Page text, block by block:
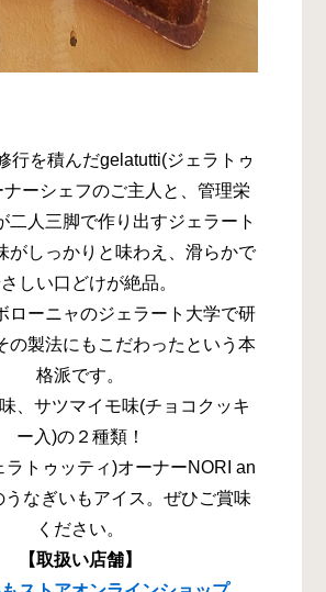
行を積んだgelatutti(ジェラトゥ
ナーシェフのご主人と、管理栄
二人三脚で作り出すジェラート
がしっかりと味わえ、滑らかで
しい口どけが絶品。
ローニャのジェラート大学で研
の製法にもこだわったという本
格派です。
、サツマイモ味(チョコクッキ
ー入)の２種類！
ラトゥッティ)オーナーNORI an
うなぎいもアイス。ぜひご賞味
ください。
【取扱い店舗】